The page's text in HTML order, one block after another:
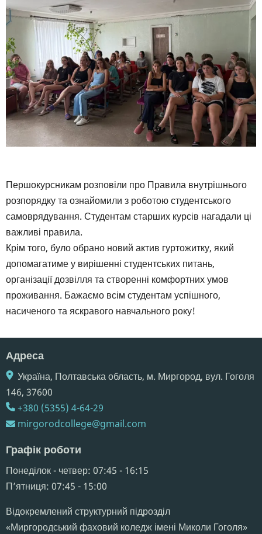
Першокурсникам розповіли про Правила внутрішнього
розпорядку та ознайомили з роботою студентського
самоврядування. Студентам старших курсів нагадали ці
важливі правила.
Крім того, було обрано новий актив гуртожитку, який
допомагатиме у вирішенні студентських питань,
організації дозвілля та створенні комфортних умов
проживання. Бажаємо всім студентам успішного,
насиченого та яскравого навчального року!
Адреса
Україна, Полтавська область, м. Миргород, вул. Гоголя
146,​ 37600
+380 (5355) 4-64-29
mirgorodcollege@gmail.com
Графік роботи
Понеділок - четвер: 07:45 - 16:15
Пʼятниця: 07:45 - 15:00
Відокремлений структурний підрозділ
«Миргородський фаховий коледж імені Миколи Гоголя»